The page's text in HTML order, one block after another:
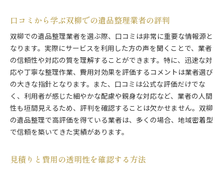
口コミから学ぶ双柳での遺品整理業者の評判
双柳での遺品整理業者を選ぶ際、口コミは非常に重要な情報源と
なります。実際にサービスを利用した方の声を聞くことで、業者
の信頼性や対応の質を理解することができます。特に、迅速な対
応や丁寧な整理作業、費用対効果を評価するコメントは業者選び
の大きな指針となります。また、口コミは公式な評価だけでな
く、利用者が感じた細やかな配慮や親身な対応など、業者の人間
性も垣間見えるため、評判を確認することは欠かせません。双柳
の遺品整理で高評価を得ている業者は、多くの場合、地域密着型
で信頼を築いてきた実績があります。
見積りと費用の透明性を確認する方法